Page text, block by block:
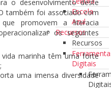
Escola
Azul
Recursos
Recursos
Digitais
o desenvolvimento deste
também foi associado com
promovem a literacia
os seguintes
marinha têm uma forte
uma imensa diversidade